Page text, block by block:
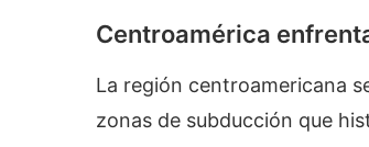
Centroamérica
La región centroamericana
zonas de subducción que